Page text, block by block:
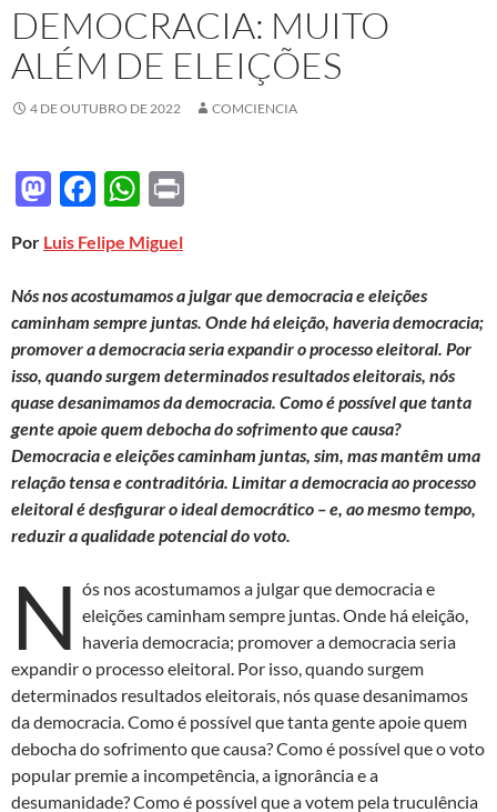
DEMOCRACIA: MUITO
ALÉM DE ELEIÇÕES
4 DE OUTUBRO DE 2022 COMCIENCIA
M
to
d
o
n
F
e
b
o
o
k
W
at
s
A
p
p
Por Luis Felipe Miguel
Nós nos acostumamos a julgar que democracia e eleições
caminham sempre juntas. Onde há eleição, haveria democracia;
promover a democracia seria expandir o processo eleitoral. Por
isso, quando surgem determinados resultados eleitorais, nós
quase desanimamos da democracia. Como é possível que tanta
gente apoie quem debocha do sofrimento que causa?
Democracia e eleições caminham juntas, sim, mas mantêm uma
relação tensa e contraditória. Limitar a democracia ao processo
eleitoral é desfigurar o ideal democrático – e, ao mesmo tempo,
reduzir a qualidade potencial do voto.
N ós nos acostumamos a julgar que democracia e
eleições caminham sempre juntas. Onde há eleição,
haveria democracia; promover a democracia seria
expandir o processo eleitoral. Por isso, quando surgem
determinados resultados eleitorais, nós quase desanimamos
da democracia. Como é possível que tanta gente apoie quem
debocha do sofrimento que causa? Como é possível que o voto
popular premie a incompetência, a ignorância e a
desumanidade? Como é possível que a votem pela truculência